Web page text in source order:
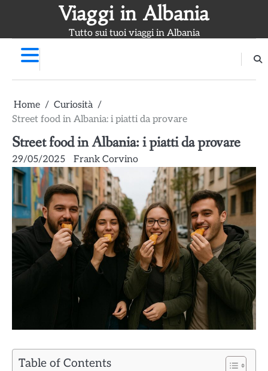
Viaggi in Albania
Tutto sui tuoi viaggi in Albania
Home
Curiosità
Street food in Albania: i piatti da provare
Street food in Albania: i piatti da provare
29/05/2025 Frank Corvino
Table of Contents